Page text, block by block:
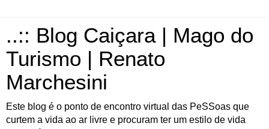
..:: Blog Caiçara | Mago do
Turismo | Renato
Marchesini
Este blog é o ponto de encontro virtual das PeSSoas que
curtem a vida ao ar livre e procuram ter um estilo de vida